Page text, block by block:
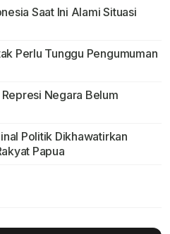
Saat Ini Alami Situasi
Perlu Tunggu Pengumuman
Negara Belum
Politik Dikhawatirkan
Papua